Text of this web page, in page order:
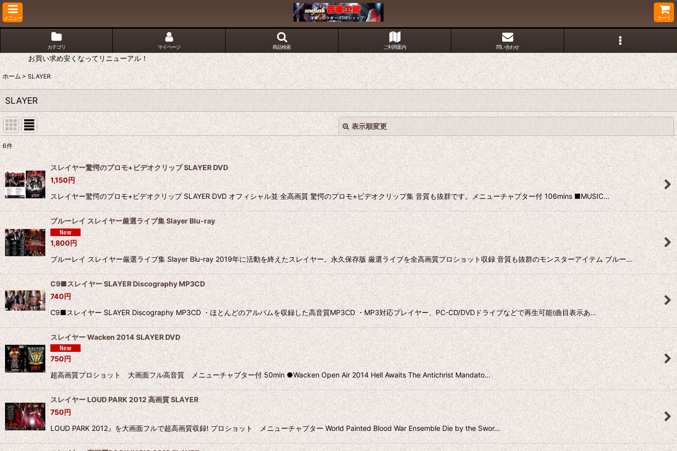
メニュー カート
カテゴリ マイページ 商品検索 ご利用案内 問い合わせ
お買い求め安くなってリニューアル！
ホーム > SLAYER
SLAYER
表示順変更
表示数:
並び順:
絞り込む
閉じる
6件
スレイヤー驚愕のプロモ+ビデオクリップ SLAYER DVD
1,150円
スレイヤー驚愕のプロモ+ビデオクリップ SLAYER DVD オフィシャル並 全高画質 驚愕のプロモ+ビデオクリップ集 音質も抜群です。メニューチャプター付 106mins ■MUSIC…
ブルーレイ スレイヤー厳選ライブ集 Slayer Blu-ray
1,800円
ブルーレイ スレイヤー厳選ライブ集 Slayer Blu-ray 2019年に活動を終えたスレイヤー。永久保存版 厳選ライブを全高画質プロショット収録 音質も抜群のモンスターアイテム ブルー…
C9■スレイヤー SLAYER Discography MP3CD
740円
C9■スレイヤー SLAYER Discography MP3CD ・ほとんどのアルバムを収録した高音質MP3CD ・MP3対応プレイヤー、PC-CD/DVDドライブなどで再生可能(曲目表示あ…
スレイヤー Wacken 2014 SLAYER DVD
750円
超高画質プロショット 大画面フル高音質 メニューチャプター付 50min ●Wacken Open Air 2014 Hell Awaits The Antichrist Mandato…
スレイヤー LOUD PARK 2012 高画質 SLAYER
750円
LOUD PARK 2012』を大画面フルで超高画質収録! プロショット メニューチャプター World Painted Blood War Ensemble Die by the Swor…